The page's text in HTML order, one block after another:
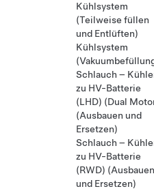
Kühlsystem
(Teilweise füllen
und Entlüften)
Kühlsystem
Schlauch –
zu HV-Batterie
(LHD) (Dual
(Ausbauen und
Ersetzen)
Schlauch –
zu HV-Batterie
(RWD) (Ausbauen
und Ersetzen)